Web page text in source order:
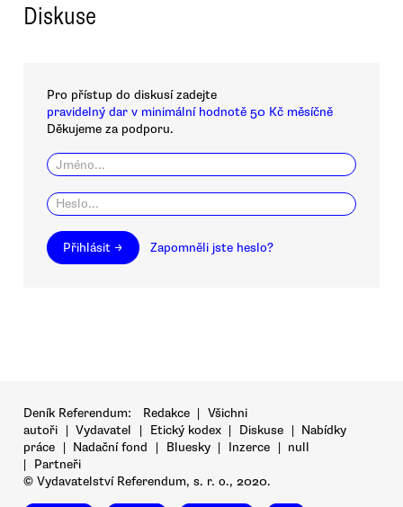
Diskuse
Pro přístup do diskusí zadejte
pravidelný dar v minimální hodnotě 50 Kč měsíčně
Děkujeme za podporu.
Přihlásit → Zapomněli jste heslo?
Deník Referendum: Redakce | Všichni
autoři | Vydavatel | Etický kodex | Diskuse | Nabídky
práce | Nadační fond | Bluesky | Inzerce | null
|
Partneři
© Vydavatelství Referendum, s. r. o., 2020.